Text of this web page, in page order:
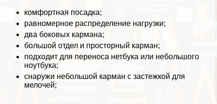
комфортная посадка;
равномерное распределение нагрузки;
два боковых кармана;
большой отдел и просторный карман;
подходит для переноса нетбука или небольшого
ноутбука;
снаружи небольшой карман с застежкой для
мелочей;